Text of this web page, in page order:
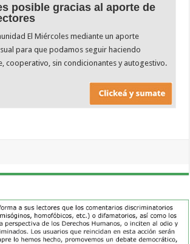
posible gracias al aporte de
El Miércoles mediante un aporte
para que podamos seguir haciendo
cooperativo, sin condicionantes y autogestivo.